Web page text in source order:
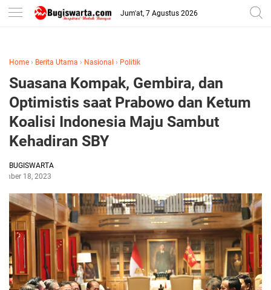
-->
Jum'at, 7 Agustus 2026
Home › Berita Utama › Nasional › Politik
Suasana Kompak, Gembira, dan
Optimistis saat Prabowo dan Ketum
Koalisi Indonesia Maju Sambut
Kehadiran SBY
BUGISWARTA
18, 2023